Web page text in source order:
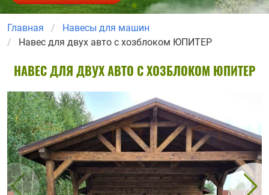
Главная
Навесы для машин
Навес для двух авто с хозблоком ЮПИТЕР
НАВЕС ДЛЯ ДВУХ АВТО С ХОЗБЛОКОМ ЮПИТЕР